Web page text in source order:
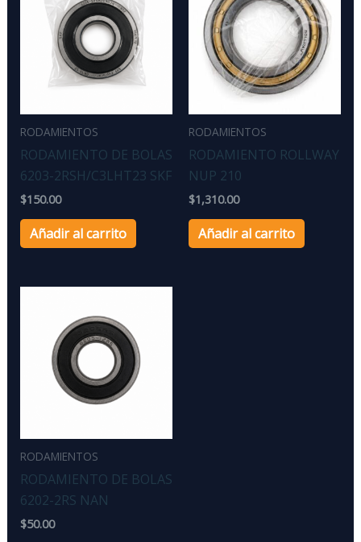
RODAMIENTOS
RODAMIENTO DE BOLAS
6203-2RSH/C3LHT23 SKF
$150.00
Añadir al carrito
RODAMIENTOS
RODAMIENTO ROLLWAY
NUP 210
$1,310.00
Añadir al carrito
RODAMIENTOS
RODAMIENTO DE BOLAS
6202-2RS NAN
$50.00